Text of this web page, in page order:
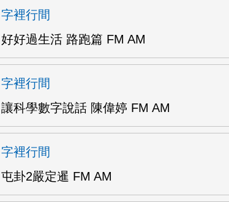
字裡行間
好好過生活 路跑篇 FM AM
字裡行間
讓科學數字說話 陳偉婷 FM AM
字裡行間
屯卦2嚴定暹 FM AM